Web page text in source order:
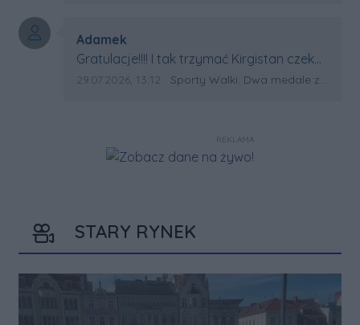
Autor komentarza:
Adamek
Treść komentarza:
Gratulacje!!!! I tak trzymać Kirgistan czeka
na powtórkę z USA a może i złote medale.
Data dodania komentarza:
29.07.2026, 13:12 Źródło komentarza:
Sporty Walki: Dwa medale za oceanem
REKLAMA
STARY RYNEK